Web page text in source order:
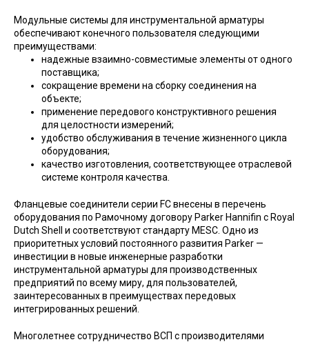
Модульные системы для инструментальной арматуры
обеспечивают конечного пользователя следующими
преимуществами:
надежные взаимно-совместимые элементы от одного
поставщика;
сокращение времени на сборку соединения на
объекте;
применение передового конструктивного решения
для целостности измерений;
удобство обслуживания в течение жизненного цикла
оборудования;
качество изготовления, соответствующее отраслевой
системе контроля качества.
Фланцевые соединители серии FC внесены в перечень
оборудования по Рамочному договору Parker Hannifin с Royal
Dutch Shell и соответствуют стандарту MESC. Одно из
приоритетных условий постоянного развития Parker —
инвестиции в новые инженерные разработки
инструментальной арматуры для производственных
предприятий по всему миру, для пользователей,
заинтересованных в преимуществах передовых
интегрированных решений.
Многолетнее сотрудничество ВСП с производителями